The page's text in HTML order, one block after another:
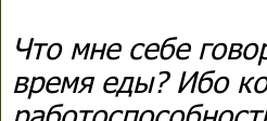
Что мне себе
время еды? Ибо